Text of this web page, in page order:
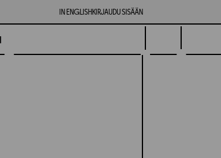
IN ENGLISH KIRJAUDU SISÄÄN